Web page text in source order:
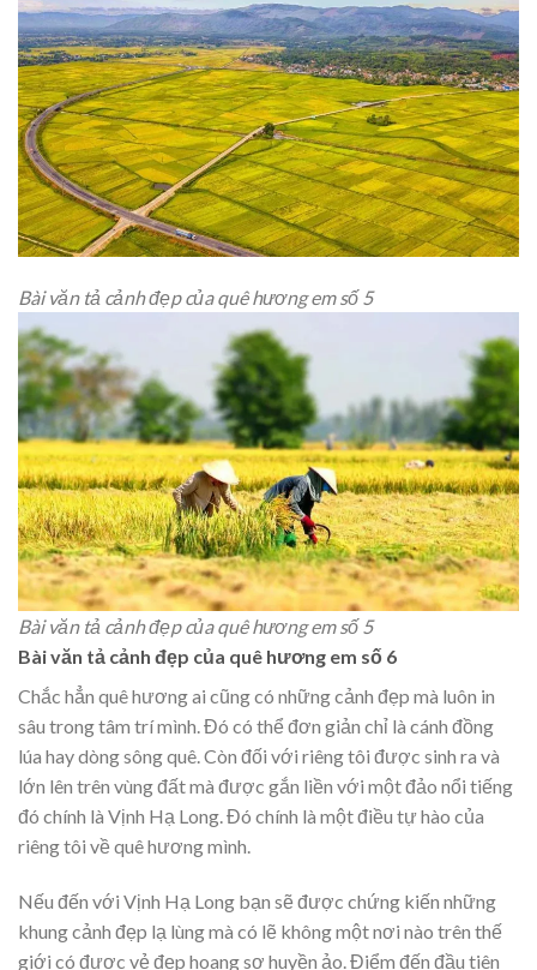
Bài văn tả cảnh đẹp của quê hương em số 5
Bài văn tả cảnh đẹp của quê hương em số 5
Bài văn tả cảnh đẹp của quê hương em số 6
Chắc hẳn quê hương ai cũng có những cảnh đẹp mà luôn in
sâu trong tâm trí mình. Đó có thể đơn giản chỉ là cánh đồng
lúa hay dòng sông quê. Còn đối với riêng tôi được sinh ra và
lớn lên trên vùng đất mà được gắn liền với một đảo nổi tiếng
đó chính là Vịnh Hạ Long. Đó chính là một điều tự hào của
riêng tôi về quê hương mình.
Nếu đến với Vịnh Hạ Long bạn sẽ được chứng kiến những
khung cảnh đẹp lạ lùng mà có lẽ không một nơi nào trên thế
giới có được vẻ đẹp hoang sơ huyền ảo. Điểm đến đầu tiên